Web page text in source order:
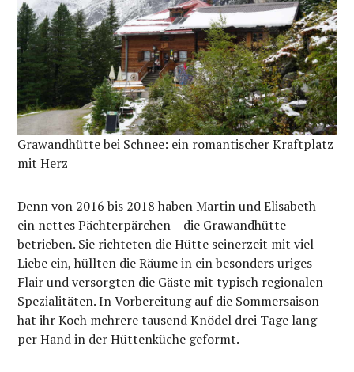
Grawandhütte bei Schnee: ein romantischer Kraftplatz
mit Herz
Denn von 2016 bis 2018 haben Martin und Elisabeth –
ein nettes Pächterpärchen – die Grawandhütte
betrieben. Sie richteten die Hütte seinerzeit mit viel
Liebe ein, hüllten die Räume in ein besonders uriges
Flair und versorgten die Gäste mit typisch regionalen
Spezialitäten. In Vorbereitung auf die Sommersaison
hat ihr Koch mehrere tausend Knödel drei Tage lang
per Hand in der Hüttenküche geformt.